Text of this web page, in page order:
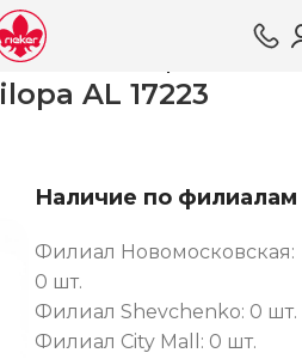
мальчиков
AL 17223
Наличие по филиалам
Филиал Новомосковская:
0 шт.
Филиал Shevchenko: 0 шт.
Филиал City Mall: 0 шт.